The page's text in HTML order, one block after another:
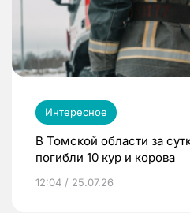
Интересное
В Томской области за
погибли 10 кур и корова
12:04 / 25.07.26